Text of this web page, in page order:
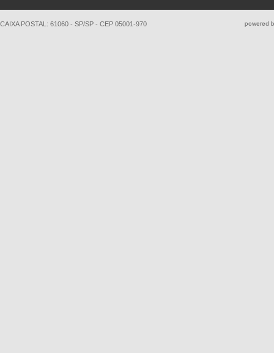
CAIXA POSTAL: 61060 - SP/SP - CEP 05001-970